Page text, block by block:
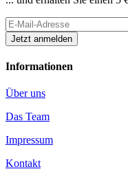
Informationen
Über uns
Das Team
Impressum
Kontakt